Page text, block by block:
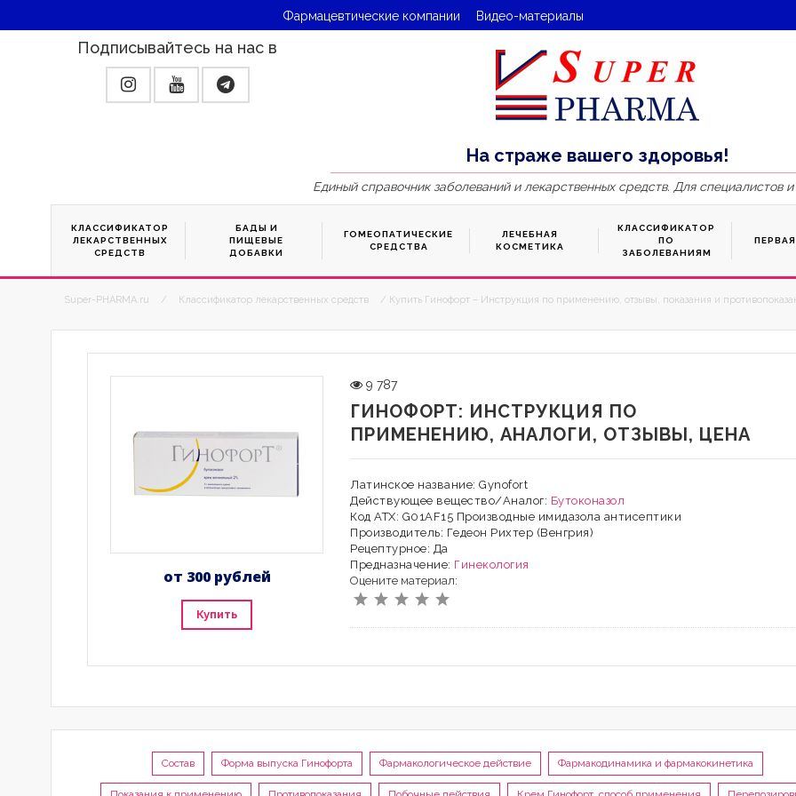
Фармацевтические компании Видео-материалы
Подписывайтесь на нас в
На страже вашего здоровья!
Единый справочник заболеваний и лекарственных средств. Для специалистов
КЛАССИФИКАТОР
ЛЕКАРСТВЕННЫХ
СРЕДСТВ
БАДЫ И
ПИЩЕВЫЕ
ДОБАВКИ
ГОМЕОПАТИЧЕСКИЕ
СРЕДСТВА
ЛЕЧЕБНАЯ
КОСМЕТИКА
КЛАССИФИКАТОР
ПО
ЗАБОЛЕВАНИЯМ
Super-PHARMA.ru / Классификатор лекарственных средств / Купить Гинофорт – Инструкция по применению, отзывы, показания и
от 300 рублей
Купить
9 787
ГИНОФОРТ: ИНСТРУКЦИЯ ПО
ПРИМЕНЕНИЮ, АНАЛОГИ, ОТЗЫВЫ, ЦЕНА
Латинское название: Gynofort
Действующее вещество/Аналог: Бутоконазол
Код АТХ: G01AF15 Производные имидазола антисептики
Производитель: Гедеон Рихтер (Венгрия)
Рецептурное: Да
Предназначение: Гинекология
Оцените материал:
Состав Форма выпуска Гинофорта Фармакологическое действие Фармакодинамика и фармакокинетика